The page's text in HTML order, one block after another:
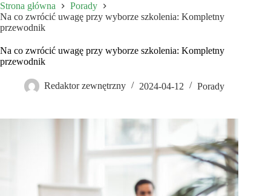
Strona główna
Porady
Na co zwrócić uwagę przy wyborze szkolenia: Kompletny
przewodnik
Na co zwrócić uwagę przy wyborze szkolenia: Kompletny
przewodnik
Redaktor zewnętrzny 2024-04-12 Porady